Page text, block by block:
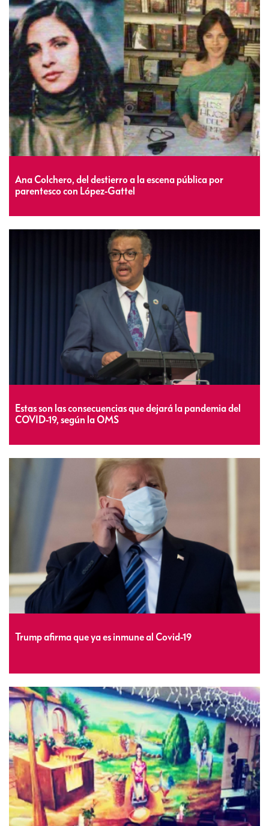
Ana Colchero, del destierro a la escena pública por
parentesco con López-Gattel
Estas son las consecuencias que dejará la pandemia del
COVID-19, según la OMS
Trump afirma que ya es inmune al Covid-19